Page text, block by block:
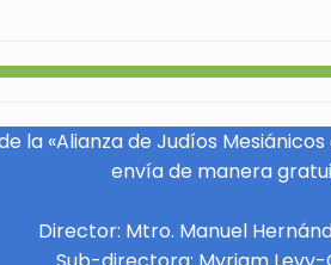
la «Alianza de Judíos
envía de manera
Director: Mtro. Manuel